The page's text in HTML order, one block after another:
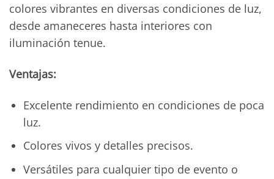
colores vibrantes en diversas condiciones de luz,
desde amaneceres hasta interiores con
iluminación tenue.
Ventajas:
Excelente rendimiento en condiciones de poca
luz.
Colores vivos y detalles precisos.
Versátiles para cualquier tipo de evento o